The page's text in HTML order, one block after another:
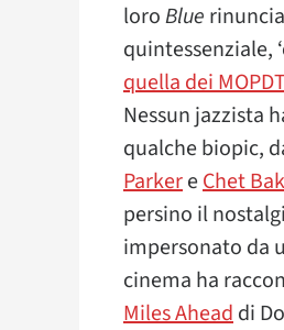
loroBlue
quintessenziale,
quella dei
Nessun jazzista
qualche biopic,
ParkereChet
persino il
impersonato da
cinema ha
Miles Aheaddi